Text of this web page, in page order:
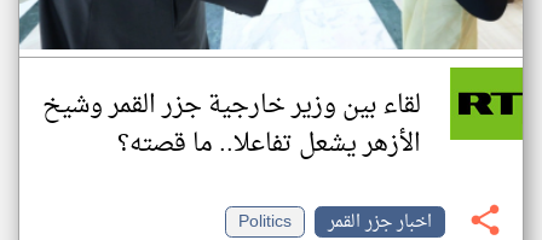
لقاء بين وزير خارجية جزر القمر وشيخ
الأزهر يشعل تفاعلا.. ما قصته؟
اخبار جزر القمر
Politics